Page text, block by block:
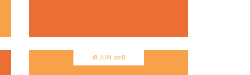
18 JUN 2018